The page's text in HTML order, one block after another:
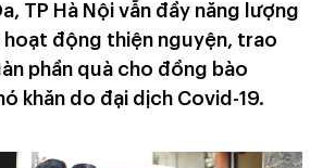
TP Hà Nội vẫn đầy năng lượng
hoạt động thiện nguyện, trao
phần quà cho đồng bào
khăn do đại dịch Covid-19.